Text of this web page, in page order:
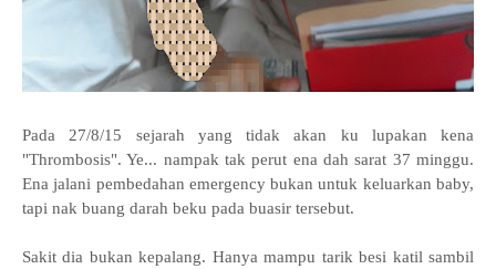
Pada 27/8/15 sejarah yang tidak akan ku lupakan kena
"Thrombosis". Ye... nampak tak perut ena dah sarat 37 minggu.
Ena jalani pembedahan emergency bukan untuk keluarkan baby,
tapi nak buang darah beku pada buasir tersebut.
Sakit dia bukan kepalang. Hanya mampu tarik besi katil sambil